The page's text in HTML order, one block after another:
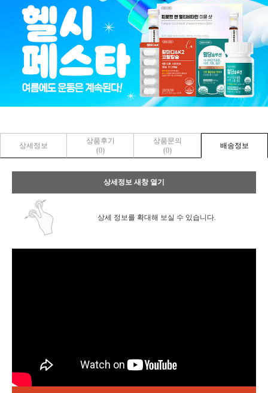
상세정보
상품후기
(0)
상품문의
(0)
배송정보
상세정보 새창 열기
상세 정보를 확대해 보실 수 있습니다.